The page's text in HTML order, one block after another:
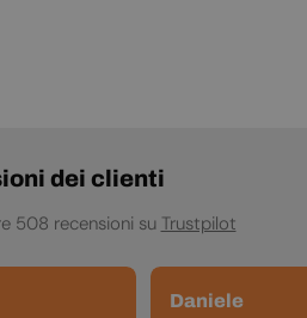
dei clienti
508 recensioni su Trustpilot
Daniele